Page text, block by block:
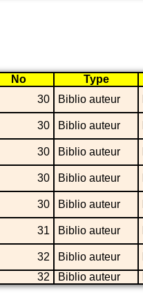
No Type
30
Biblio auteur
30
Biblio auteur
30
Biblio auteur
30
Biblio auteur
30
Biblio auteur
31
Biblio auteur
32
Biblio auteur
32
Biblio auteur